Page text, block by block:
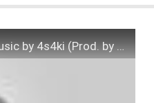
『モンスターハンターNow』CM | “survival dAnce” 篇 | Music by 4s4ki (Prod. by Yaffle)